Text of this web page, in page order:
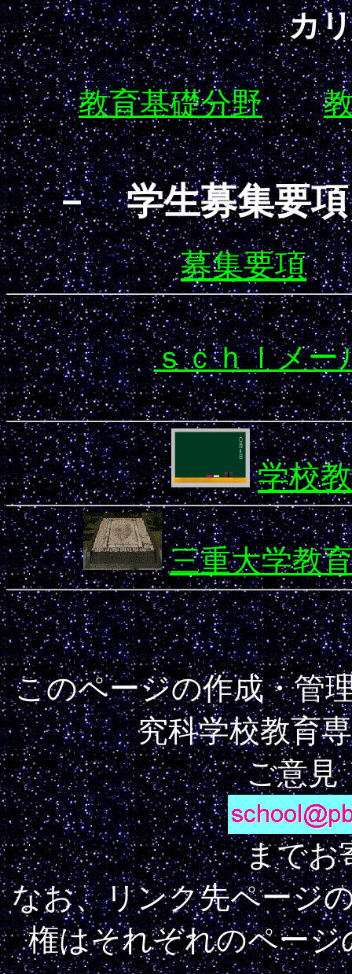
カ
教育基礎分野
－ 学生募集要
募集要項
ｓｃｈｌメー
学校
三重大学教
このページの作成・管
究科学校教育
ご意見
までお
なお、リンク先ページ
権はそれぞれのペー